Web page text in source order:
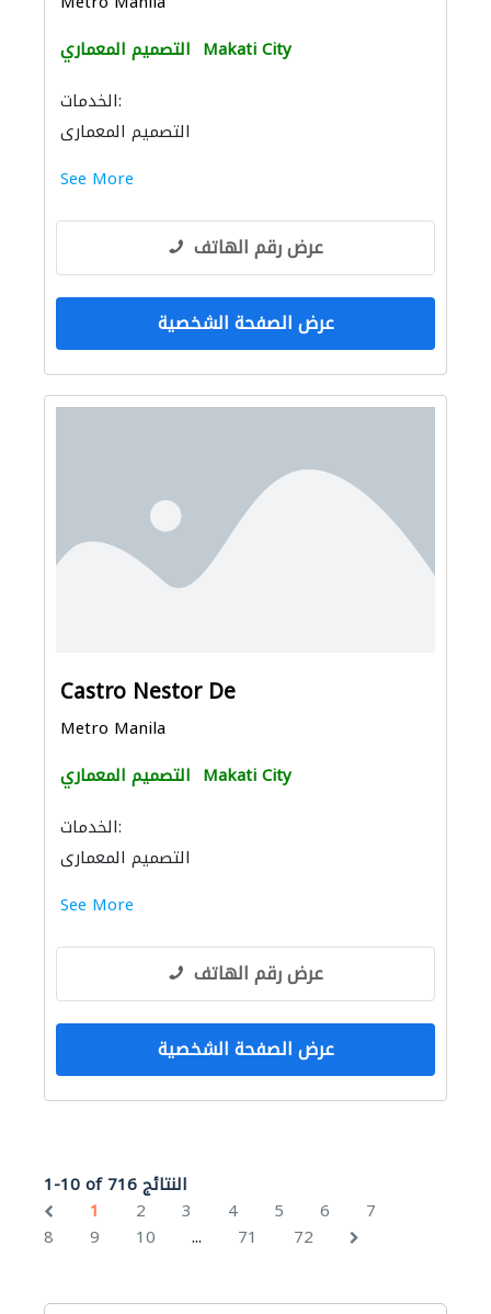
التصميم المعماري Makati City
الخدمات:
التصميم المعماري
See More
عرض رقم الهاتف
عرض الصفحة الشخصية
Castro Nestor De
Metro Manila
التصميم المعماري Makati City
الخدمات:
التصميم المعماري
See More
عرض رقم الهاتف
عرض الصفحة الشخصية
1-10 of 716 النتائج
1
2 3 4 5 6
7
8
9 10 ... 71 72